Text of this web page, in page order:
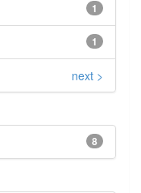
1
1
next >
8